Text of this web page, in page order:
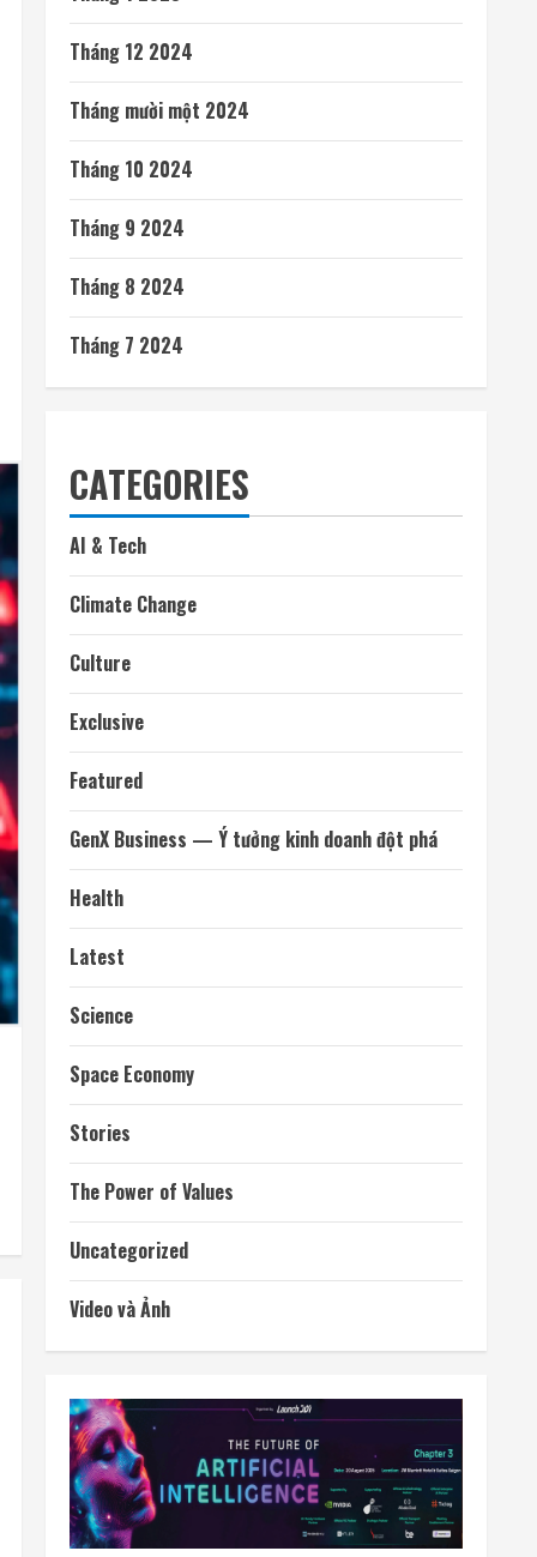
Tháng 12 2024
Tháng mười một 2024
Tháng 10 2024
Tháng 9 2024
Tháng 8 2024
Tháng 7 2024
CATEGORIES
AI & Tech
Climate Change
Culture
Exclusive
Featured
GenX Business — Ý tưởng kinh doanh đột phá
Health
Latest
Science
Space Economy
Stories
The Power of Values
Uncategorized
Video và Ảnh